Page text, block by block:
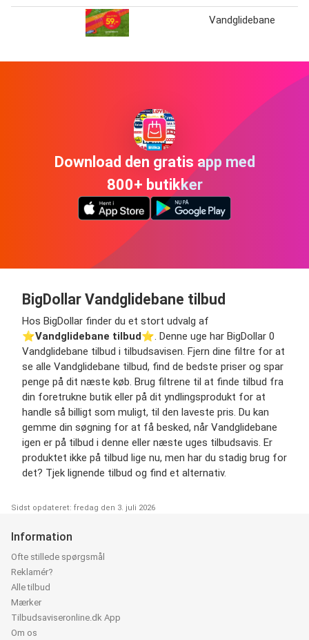
Vandglidebane
Download den gratis app med
800+ butikker
BigDollar Vandglidebane tilbud
Hos BigDollar finder du et stort udvalg af
⭐️Vandglidebane tilbud⭐️. Denne uge har BigDollar 0
Vandglidebane tilbud i tilbudsavisen. Fjern dine filtre for at
se alle Vandglidebane tilbud, find de bedste priser og spar
penge på dit næste køb. Brug filtrene til at finde tilbud fra
din foretrukne butik eller på dit yndlingsprodukt for at
handle så billigt som muligt, til den laveste pris. Du kan
gemme din søgning for at få besked, når Vandglidebane
igen er på tilbud i denne eller næste uges tilbudsavis. Er
produktet ikke på tilbud lige nu, men har du stadig brug for
det? Tjek lignende tilbud og find et alternativ.
Sidst opdateret: fredag den 3. juli 2026
Information
Ofte stillede spørgsmål
Reklamér?
Alle tilbud
Mærker
Tilbudsaviseronline.dk App
Om os